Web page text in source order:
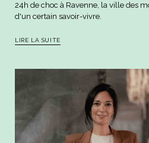
24h de choc à Ravenne, la ville des
d'un certain savoir-vivre.
LIRE LA SUITE